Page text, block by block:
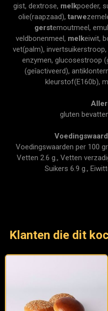
gist, dextrose, melkpoeder,
olie(raapzaad), tarwe
gerstemoutmeel,
veldbonenmeel, melkeiwit,
vet(palm),
enzymen, glucosestroop
(geîactiveerd),
kleurstof(E160b),
gluten
Voedingswaarden per 100
Vetten 2.6 g., Vetten
Suikers 6.9 g.,
Klanten die dit